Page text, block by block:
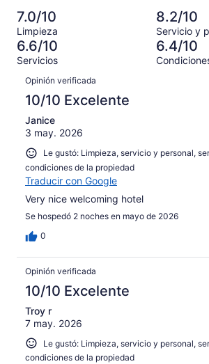
de
1245
opiniones
en
296
de
1245
opiniones
Basada
en
269
de
1245
opiniones
decir,
Malo.
Basada
en
de
1245
2,
es
decir,
Terrible.
Basada
en
138
de
1245
opiniones
7.0/10
Limpieza
8.2/10
Servicio y
6.6/10
Servicios
6.4/10
Opiniones
Opinión verificada
10/10 Excelente
Janice
3 may. 2026
Le gustó: Limpieza, servicio y personal,
condiciones de la propiedad
Traducir con Google
Very nice welcoming hotel
Se hospedó 2 noches en mayo de 2026
0
Opinión verificada
10/10 Excelente
Troy r
7 may. 2026
Le gustó: Limpieza, servicio y personal,
condiciones de la propiedad